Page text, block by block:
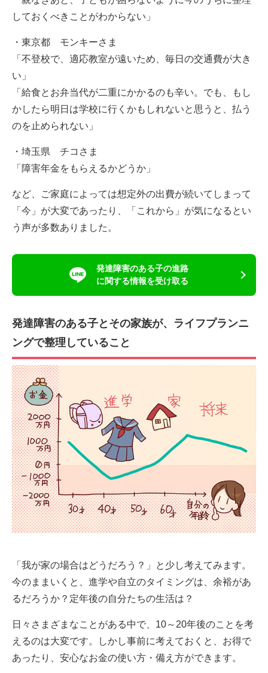
しておくべきことがわからない」
・東京都 モンキーさま
「不登校で、適応教室が遠いため、毎日の交通費が大き
い」
「給食とお弁当代が二重にかかるのも辛い。でも、もし
かしたら明日は学校に行くかもしれないと思うと、払う
のを止められない」
・埼玉県 チコさま
「障害年金をもらえるかどうか」
など、ご家庭によっては想定外の出費が続いてしまって
「今」が大変であったり、「これから」が気になるとい
う声が多数ありました。
発達障害のある子の進路
に関する情報を受け取る
発達障害のある子とその家族が、ライフプランニ
ングで整理していること
「我が家の場合はどうだろう？」と少し考えてみます。
今のままいくと、進学や自立のタイミングは、余裕があ
るだろうか？定年後の自分たちの生活は？
日々さまざまなことがある中で、10～20年後のことを考
えるのは大変です。しかし事前に考えておくと、お得で
あったり、安心なお金の使い方・備え方ができます。